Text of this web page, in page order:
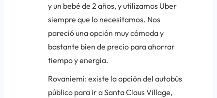
y un bebé de 2 años, y utilizamos Uber
siempre que lo necesitamos. Nos
pareció una opción muy cómoda y
bastante bien de precio para ahorrar
tiempo y energía.
Rovaniemi: existe la opción del autobús
público para ir a Santa Claus Village,